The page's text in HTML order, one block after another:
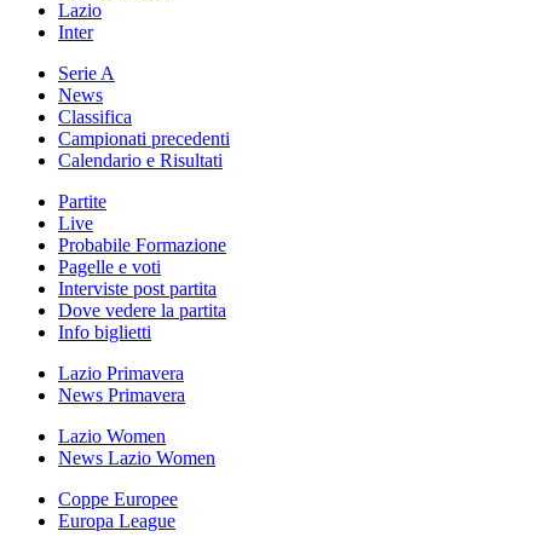
Lazio
Inter
Serie A
News
Classifica
Campionati precedenti
Calendario e Risultati
Partite
Live
Probabile Formazione
Pagelle e voti
Interviste post partita
Dove vedere la partita
Info biglietti
Lazio Primavera
News Primavera
Lazio Women
News Lazio Women
Coppe Europee
Europa League